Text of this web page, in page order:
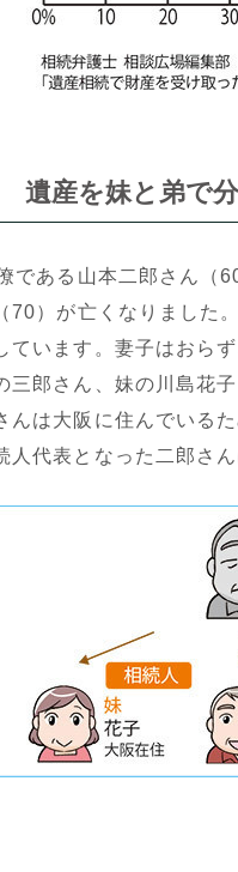
遺産を妹と弟で
ある山本二郎さん（
70）が亡くなりました
ています。妻子はおら
三郎さん、妹の川島花
んは大阪に住んでいる
人代表となった二郎さ